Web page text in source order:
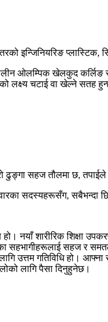
इन्जिनियरिङ
ओलम्पिक खेलकुद
लक्ष्य चटाई वा खेल्ने सतह
ढुङ्गा सहज तौलमा छ,
सदस्यहरूसँग, सबैभन्दा
हो। नयाँ शारीरिक शिक्षा
सहभागीहरूलाई सहज र
उत्तम गतिविधि हो।
लागि पैसा दिनुहुनेछ।